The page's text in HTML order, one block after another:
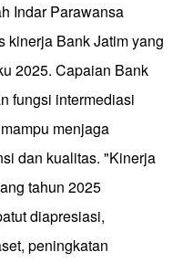
Indar Parawansa
kinerja Bank Jatim yang
2025. Capaian Bank
fungsi intermediasi
menjaga
dan kualitas. "Kinerja
tahun 2025
diapresiasi,
peningkatan